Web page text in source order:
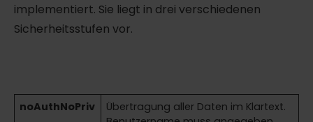
implementiert. Sie liegt in drei verschiedenen
Sicherheitsstufen vor.
noAuthNoPriv
Übertragung aller Daten im Klartext.